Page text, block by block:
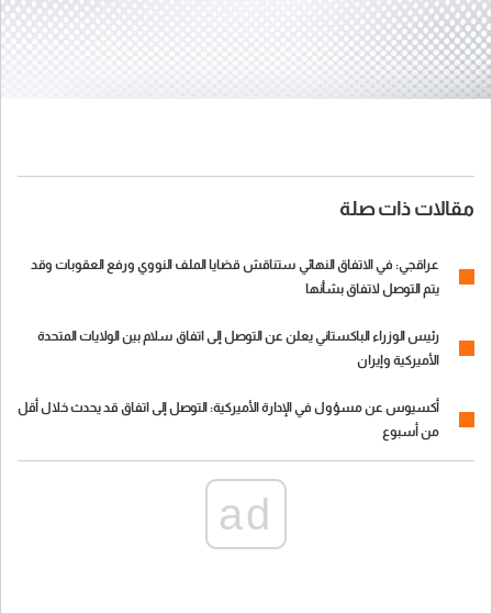
مقالات ذات صلة
عراقجي: في الاتفاق النهائي ستناقش قضايا الملف النووي ورفع العقوبات وقد
يتم التوصل لاتفاق بشأنها
رئيس الوزراء الباكستاني يعلن عن التوصل إلى اتفاق سلام بين الولايات المتحدة
الأميركية وإيران
أكسيوس عن مسؤول في الإدارة الأميركية: التوصل إلى اتفاق قد يحدث خلال أقل
من أسبوع
ad